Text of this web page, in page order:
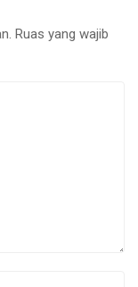
Ruas yang wajib